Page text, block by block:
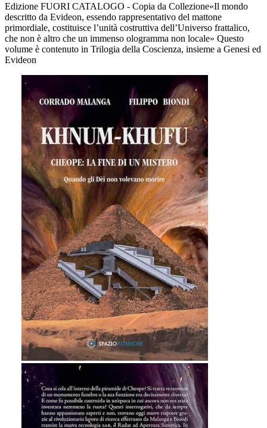
Edizione FUORI CATALOGO - Copia da Collezione«Il mondo
descritto da Evideon, essendo rappresentativo del mattone
primordiale, costituisce l’unità costruttiva dell’Universo frattalico,
che non è altro che un immenso ologramma non locale» Questo
volume è contenuto in Trilogia della Coscienza, insieme a Genesi ed
Evideon